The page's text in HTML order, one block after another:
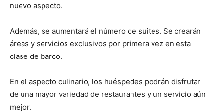
nuevo aspecto.
Además, se aumentará el número de suites. Se crearán
áreas y servicios exclusivos por primera vez en esta
clase de barco.
En el aspecto culinario, los huéspedes podrán disfrutar
de una mayor variedad de restaurantes y un servicio aún
mejor.